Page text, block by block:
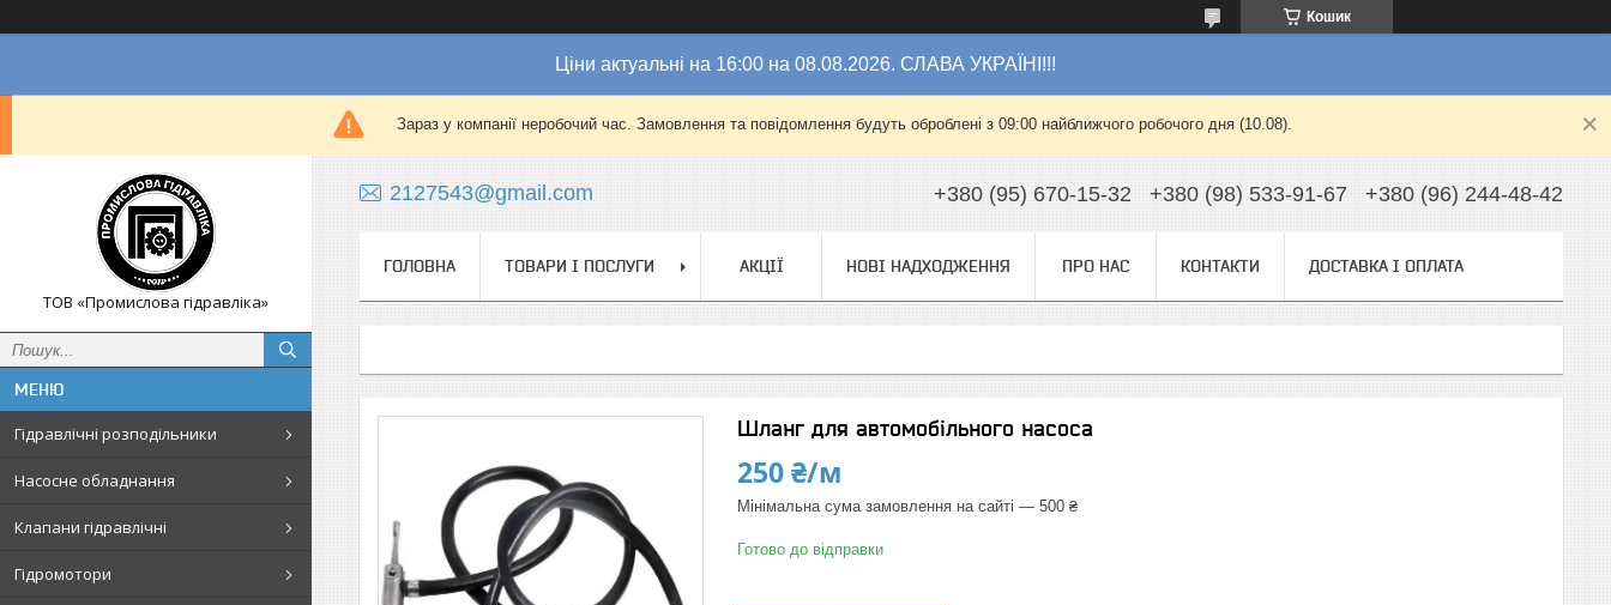
Кошик
Ціни актуальні на 16:00 на 08.08.2026. СЛАВА УКРАЇНІ!!!
Зараз у компанії неробочий час. Замовлення та повідомлення будуть оброблені з 09:00 найближчого робочого дня (10.08).
ТОВ «Промислова гідравліка»
Гідравлічні розподільники
Насосне обладнання
Клапани гідравлічні
Гідромотори
2127543@gmail.com +380 (95) 670-15-32 +380 (98) 533-91-67 +380 (96) 244-48-42
ГОЛОВНА ТОВАРИ І ПОСЛУГИ АКЦІЇ НОВІ НАДХОДЖЕННЯ ПРО НАС КОНТАКТИ ДОСТАВКА І ОПЛАТА
Шланг для автомобільного насоса
250 ₴/м
Мінімальна сума замовлення на сайті — 500 ₴
Готово до відправки